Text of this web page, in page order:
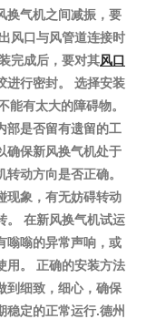
换气机之间减振，要
风口与风管道连接时
完成后，要对其风口
进行密封。 选择安装
有太大的障碍物。
部是否留有遗留的工
确保新风换气机处于
动方向是否正确。
现象，有无妨碍转动
。 在新风换气机试运
嗡嗡的异常声响，或
用。 正确的安装方法
到细致，细心，确保
稳定的正常运行.德州